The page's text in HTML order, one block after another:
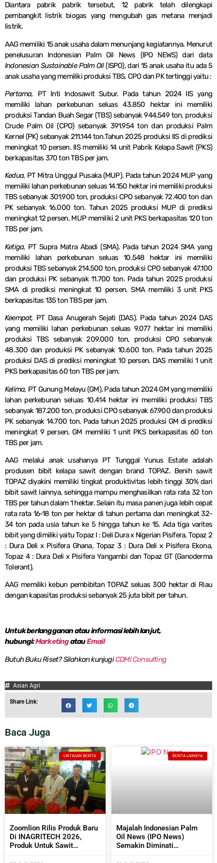
Diantara pabrik pabrik tersebut, 12 pabrik telah dilengkapi
pembangkit listrik biogas yang mengubah gas metana menjadi
listrik.
AAG memiliki 15 anak usaha dalam menunjang kegiatannya. Menurut
penelusuran Indonesian Palm Oil News (IPO NEWS) dari data
Indonesian Sustainable Palm Oil(ISPO), dari 15 anak usaha itu ada 5
anak usaha yang memiliki produksi TBS, CPO dan PK tertinggi yaitu :
Pertama, PT Inti Indosawit Subur. Pada tahun 2024 IIS yang
memiliki lahan perkebunan seluas 43.850 hektar ini memiliki
produksi Tandan Buah Segar (TBS) sebanyak 944.549 ton, produksi
Crude Palm Oil (CPO) sebanyak 391.954 ton dan produksi Palm
Kernel (PK) sebanyak 211.144 ton.Tahun 2025 produksi IIS di prediksi
meningkat 10 persen. IIS memiliki 14 unit Pabrik Kelapa Sawit (PKS)
berkapasitas 370 ton TBS per jam.
Kedua, PT Mitra Unggul Pusaka (MUP). Pada tahun 2024 MUP yang
memiliki lahan perkebunan seluas 14.150 hektar ini memiliki produksi
TBS sebanyak 301.900 ton, produksi CPO sebanyak 72.400 ton dan
PK sebanyak 16.000 ton. Tahun 2025 produksi MUP di prediksi
meningkat 12 persen. MUP memiliki 2 unit PKS berkapasitas 120 ton
TBS per jam.
Ketiga, PT Supra Matra Abadi (SMA). Pada tahun 2024 SMA yang
memiliki lahan perkebunan seluas 10.548 hektar ini memiliki
produksi TBS sebanyak 214.500 ton, produksi CPO sebanyak 47.100
dan produksi PK sebanyak 11.700 ton. Pada tahun 2025 produksi
SMA di prediksi meningkat 10 persen. SMA memiliki 3 unit PKS
berkapasitas 135 ton TBS per jam.
Keempat, PT Dasa Anugerah Sejati (DAS). Pada tahun 2024 DAS
yang memiliki lahan perkebunan seluas 9.077 hektar ini memiliki
produksi TBS sebanyak 209.000 ton, produksi CPO sebanyak
48.300 dan produksi PK sebanyak 10.600 ton. Pada tahun 2025
produksi DAS di prediksi meningkat 10 persen. DAS memiliki 1 unit
PKS berkapasitas 60 ton TBS per jam.
Kelima, PT Gunung Melayu (GM). Pada tahun 2024 GM yang memiliki
lahan perkebunan seluas 10.414 hektar ini memiliki produksi TBS
sebanyak 187.200 ton, produksi CPO sebanyak 67.900 dan produksi
PK sebanyak 14.700 ton. Pada tahun 2025 produksi GM di prediksi
meningkat 9 persen. GM memiliki 1 unit PKS berkapasitas 60 ton
TBS per jam.
AAG melalui anak usahanya PT Tunggal Yunus Estate adalah
produsen bibit kelapa sawit dengan brand TOPAZ. Benih sawit
TOPAZ diyakini memiliki tingkat produktivitas lebih tinggi 30% dari
bibit sawit lainnya, sehingga mampu menghasilkan rata rata 32 ton
TBS per tahun dalam 1 hektar. Selain itu masa panen juga lebih cepat
rata rata 16-18 ton per hektar di tahun pertama dan meningkat 32-
34 ton pada usia tahun ke 5 hingga tahun ke 15. Ada tiga varites
bibit yang dimiliki yaitu Topaz I : Deli Dura x Nigerian Pisifera, Topaz 2
: Dura Deli x Pisifera Ghana, Topaz 3 : Dura Deli x Pisifera Ekona,
Topaz 4 : Dura Deli x Pisifera Yangambi dan Topaz GT (Ganoderma
Tolerant).
AAG memiliki kebun pembibitan TOPAZ seluas 300 hektar di Riau
dengan kapasitas produksi sebanyak 25 juta bibit per tahun.
Untuk berlangganan atau informasi lebih lanjut,
hubungi:MarketingatauEmail
Butuh Buku Riset? Silahkan kunjugiCDMI Consulting
Asian Agri
Share Link:
Baca Juga
LINTASAN BERITA
Zoomlion Rilis Produk Baru
Di INAGRITECH 2026,
Produk Untuk Sawit
BERITA LAINNYA
Majalah Indonesian Palm
Oil News (IPO News)
Semakin Diminati